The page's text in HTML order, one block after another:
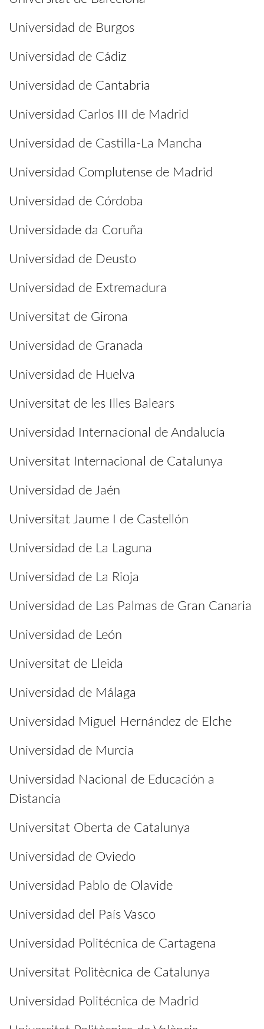
Universidad de Burgos
Universidad de Cádiz
Universidad de Cantabria
Universidad Carlos III de Madrid
Universidad de Castilla-La Mancha
Universidad Complutense de Madrid
Universidad de Córdoba
Universidade da Coruña
Universidad de Deusto
Universidad de Extremadura
Universitat de Girona
Universidad de Granada
Universidad de Huelva
Universitat de les Illes Balears
Universidad Internacional de Andalucía
Universitat Internacional de Catalunya
Universidad de Jaén
Universitat Jaume I de Castellón
Universidad de La Laguna
Universidad de La Rioja
Universidad de Las Palmas de Gran Canaria
Universidad de León
Universitat de Lleida
Universidad de Málaga
Universidad Miguel Hernández de Elche
Universidad de Murcia
Universidad Nacional de Educación a
Distancia
Universitat Oberta de Catalunya
Universidad de Oviedo
Universidad Pablo de Olavide
Universidad del País Vasco
Universidad Politécnica de Cartagena
Universitat Politècnica de Catalunya
Universidad Politécnica de Madrid